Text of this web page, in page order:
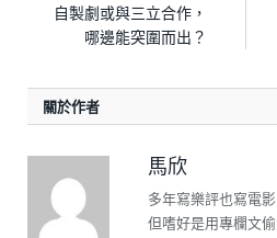
自製劇或與三立合作，
哪邊能突圍而出？
關於作者
馬欣
多年寫樂評也寫電
但嗜好是用專欄文